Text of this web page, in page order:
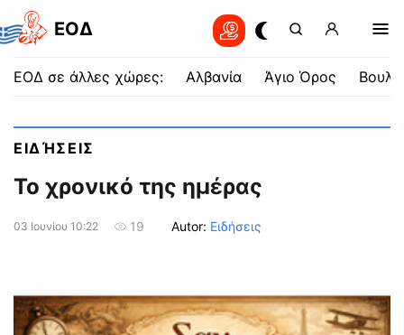
EOΔ
ΕΟΔ σε άλλες χώρες: Αλβανία Άγιο Όρος
ΕΙΔΉΣΕΙΣ
Το χρονικό της ημέρας
03 Ιουνίου 10:22 19 Autor: Ειδήσεις